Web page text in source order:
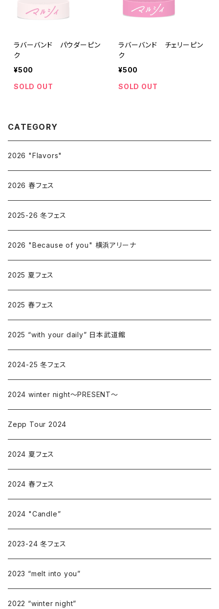
ラバーバンド パウダーピン
ク
¥500
SOLD OUT
ラバーバンド チェリーピン
ク
¥500
SOLD OUT
CATEGORY
2026 "Flavors"
2026 春フェス
2025-26 冬フェス
2026 "Because of you" 横浜アリーナ
2025 夏フェス
2025 春フェス
2025 “with your daily” 日本武道館
2024-25 冬フェス
2024 winter night〜PRESENT〜
Zepp Tour 2024
2024 夏フェス
2024 春フェス
2024 "Candle”
2023-24 冬フェス
2023 “melt into you”
2022 “winter night”